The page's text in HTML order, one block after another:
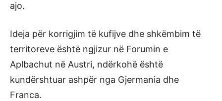
ajo.
Ideja për korrigjim të kufijve dhe shkëmbim të
territoreve është ngjizur në Forumin e
Aplbachut në Austri, ndërkohë është
kundërshtuar ashpër nga Gjermania dhe
Franca.